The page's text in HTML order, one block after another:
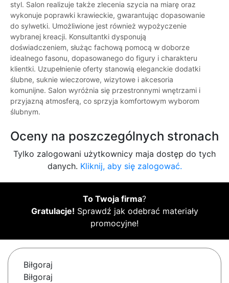
styl. Salon realizuje także zlecenia szycia na miarę oraz
wykonuje poprawki krawieckie, gwarantując dopasowanie
do sylwetki. Umożliwione jest również wypożyczenie
wybranej kreacji. Konsultantki dysponują
doświadczeniem, służąc fachową pomocą w doborze
idealnego fasonu, dopasowanego do figury i charakteru
klientki. Uzupełnienie oferty stanowią eleganckie dodatki
ślubne, suknie wieczorowe, wizytowe i akcesoria
komunijne. Salon wyróżnia się przestronnymi wnętrzami i
przyjazną atmosferą, co sprzyja komfortowym wyborom
ślubnym.
Oceny na poszczególnych stronach
Tylko zalogowani użytkownicy maja dostęp do tych
danych. Kliknij, aby się zalogować.
To Twoja firma?
Gratulacje! Sprawdź jak odebrać materiały
promocyjne!
Biłgoraj
Biłgoraj